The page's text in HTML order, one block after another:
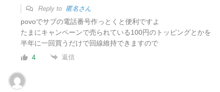
Reply to 匿名さん
povoでサブの電話番号作っとくと便利ですよ
たまにキャンペーンで売られている100円のトッピングとかを
半年に一回買うだけで回線維持できますので
4 返信